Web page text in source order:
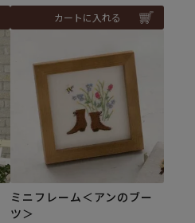
カートに入れる
ミニフレーム＜アンのブー
ツ＞